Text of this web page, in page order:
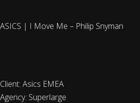
ASICS | I Move Me – Philip Snyman
Client: Asics EMEA
Agency: Superlarge